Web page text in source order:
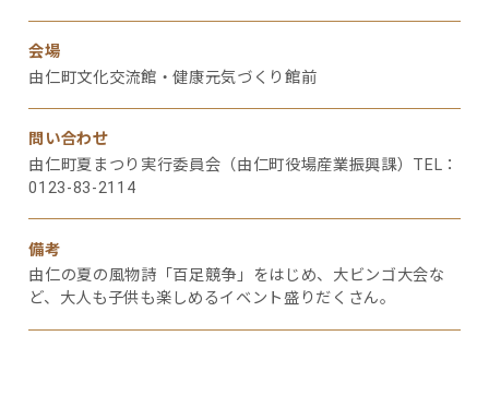
会場
由仁町文化交流館・健康元気づくり館前
問い合わせ
由仁町夏まつり実行委員会（由仁町役場産業振興課）TEL：
0123-83-2114
備考
由仁の夏の風物詩「百足競争」をはじめ、大ビンゴ大会な
ど、大人も子供も楽しめるイベント盛りだくさん。